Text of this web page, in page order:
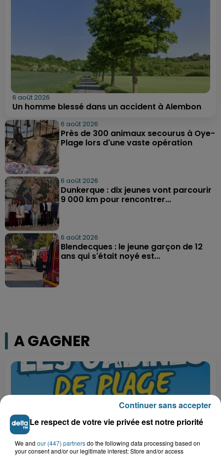
6 août 2026
Un homme blessé dans un accident à Alembon
6 août 2026
Près de 300 animaux secourus à Oye-
Plage lors d'une vaste opération
6 août 2026
Dunkerque : dix jeunes vont parcourir
9 000 km pour rencontrer...
6 août 2026
Blendecques : le jeune garçon de 12
ans qui s'était noyé est...
A GAGNER
Le respect de votre vie privée est notre priorité
We and our (447) partnersdo the following data processing based on
your consent and/or our legitimate interest: Store and/or access
Continuer sans accepter